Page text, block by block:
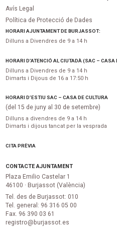
Avís Legal
Política de Protecció de Dades
HORARI AJUNTAMENT DE BURJASSOT:
Dilluns a Divendres de 9 a 14 h
HORARI D’ATENCIÓ AL CIUTADÀ (SAC – CASA
Dilluns a Divendres de 9 a 14 h
Dimarts i Dijous de 16 a 17:50 h
HORARI D’ESTIU SAC – CASA DE CULTURA
(del 15 de juny al 30 de setembre)
Dilluns a divendres de 9 a 14 h
Dimarts i dijous tancat per la vesprada
CITA PRÈVIA
CONTACTE AJUNTAMENT
Plaza Emilio Castelar 1
46100 · Burjassot (València)
Tel. des de Burjassot: 010
Tel. general: 96 316 05 00
Fax. 96 390 03 61
registro@burjassot.es